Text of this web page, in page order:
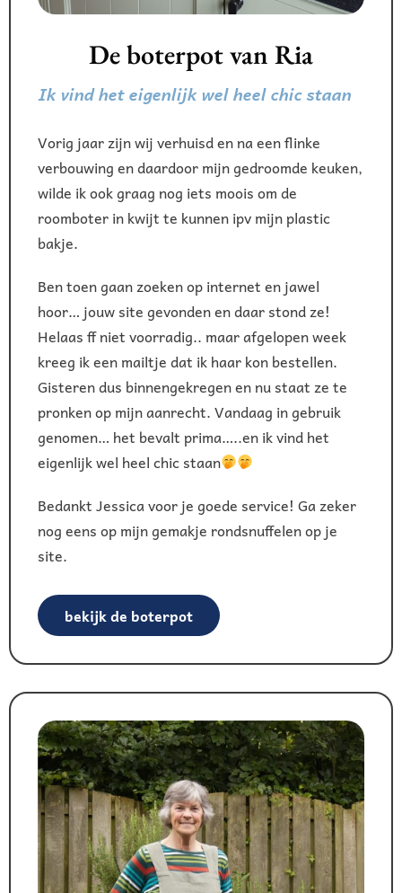
De boterpot van Ria
Ik vind het eigenlijk wel heel chic staan
Vorig jaar zijn wij verhuisd en na een flinke
verbouwing en daardoor mijn gedroomde keuken,
wilde ik ook graag nog iets moois om de
roomboter in kwijt te kunnen ipv mijn plastic
bakje.
Ben toen gaan zoeken op internet en jawel
hoor… jouw site gevonden en daar stond ze!
Helaas ff niet voorradig.. maar afgelopen week
kreeg ik een mailtje dat ik haar kon bestellen.
Gisteren dus binnengekregen en nu staat ze te
pronken op mijn aanrecht. Vandaag in gebruik
genomen… het bevalt prima…..en ik vind het
eigenlijk wel heel chic staan
Bedankt Jessica voor je goede service! Ga zeker
nog eens op mijn gemakje rondsnuffelen op je
site.
bekijk de boterpot